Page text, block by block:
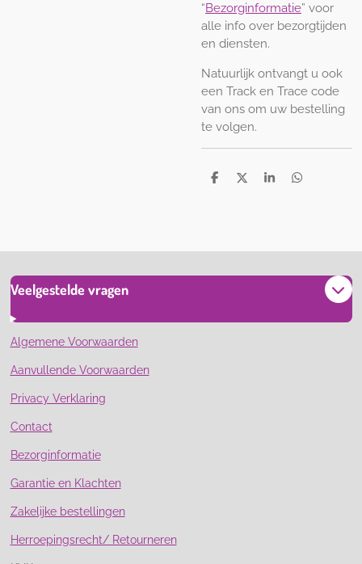
“Bezorginformatie” voor
alle info over bezorgtijden
en diensten.
Natuurlijk ontvangt u ook
een Track en Trace code
van ons om uw bestelling
te volgen.
D
D
S
D
Veelgestelde vragen
Algemene Voorwaarden
Aanvullende Voorwaarden
Privacy Verklaring
Contact
Bezorginformatie
Garantie en Klachten
Zakelijke bestellingen
Herroepingsrecht/ Retourneren